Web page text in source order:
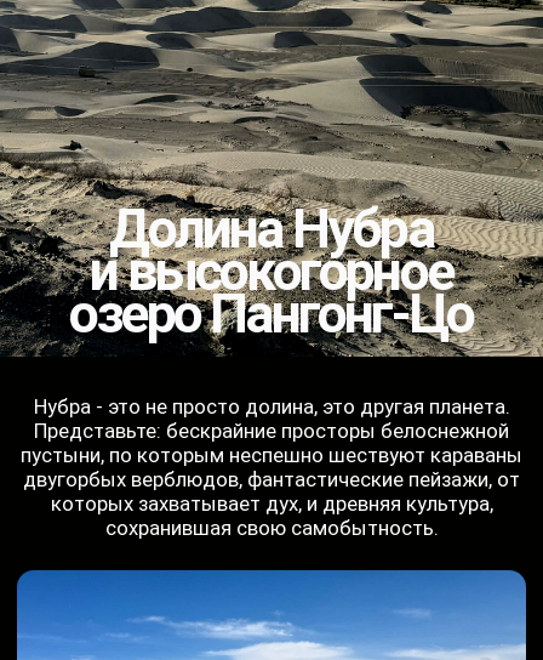
Кашмирская
долина
Кашмирская долина – это изумрудная
жемчужина в оправе Гималайских гор.
Сказочные пейзажи с зеркальными
лугами, утопающими в ароматных цветах,
не зря снискали ей славу «Рая на Земле».
Здесь вековые традиции гармонично
переплетаются с современностью, а воздух
пропитан покоем и безмятежностью.